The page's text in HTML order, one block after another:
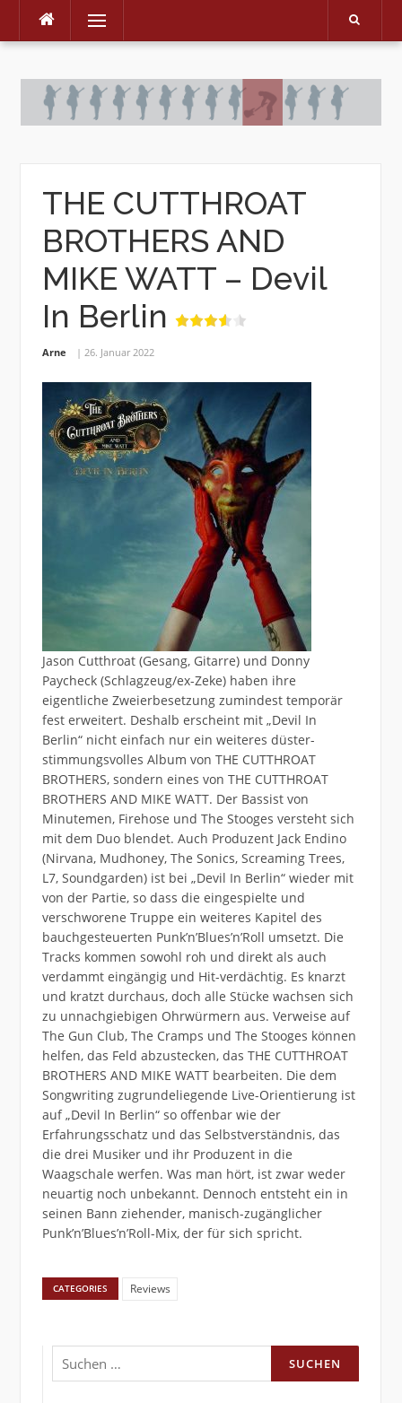
Skip
Menu
THE CUTTHROAT
BROTHERS AND
MIKE WATT – Devil
In Berlin
Arne 26. Januar 2022
Jason Cutthroat (Gesang, Gitarre) und Donny
Paycheck (Schlagzeug/ex-Zeke) haben ihre
eigentliche Zweierbesetzung zumindest temporär
fest erweitert. Deshalb erscheint mit „Devil In
Berlin“ nicht einfach nur ein weiteres düster-
stimmungsvolles Album von THE CUTTHROAT
BROTHERS, sondern eines von THE CUTTHROAT
BROTHERS AND MIKE WATT. Der Bassist von
Minutemen, Firehose und The Stooges versteht sich
mit dem Duo blendet. Auch Produzent Jack Endino
(Nirvana, Mudhoney, The Sonics, Screaming Trees,
L7, Soundgarden) ist bei „Devil In Berlin“ wieder mit
von der Partie, so dass die eingespielte und
verschworene Truppe ein weiteres Kapitel des
bauchgesteuerten Punk’n’Blues’n’Roll umsetzt. Die
Tracks kommen sowohl roh und direkt als auch
verdammt eingängig und Hit-verdächtig. Es knarzt
und kratzt durchaus, doch alle Stücke wachsen sich
zu unnachgiebigen Ohrwürmern aus. Verweise auf
The Gun Club, The Cramps und The Stooges können
helfen, das Feld abzustecken, das THE CUTTHROAT
BROTHERS AND MIKE WATT bearbeiten. Die dem
Songwriting zugrundeliegende Live-Orientierung ist
auf „Devil In Berlin“ so offenbar wie der
Erfahrungsschatz und das Selbstverständnis, das
die drei Musiker und ihr Produzent in die
Waagschale werfen. Was man hört, ist zwar weder
neuartig noch unbekannt. Dennoch entsteht ein in
seinen Bann ziehender, manisch-zugänglicher
Punk’n’Blues’n’Roll-Mix, der für sich spricht.
CATEGORIES Reviews
Suchen
nach: